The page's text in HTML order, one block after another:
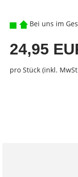
Bei uns im
24,95
pro Stück (inkl.